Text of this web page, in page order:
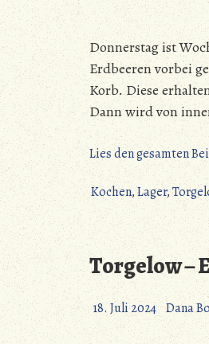
Donnerstag ist
Erdbeeren vorbei
Korb. Diese
Dann wird von
Lies den gesamten
Kochen,Lager,
Torgelow –
18. Juli 2024 Dana